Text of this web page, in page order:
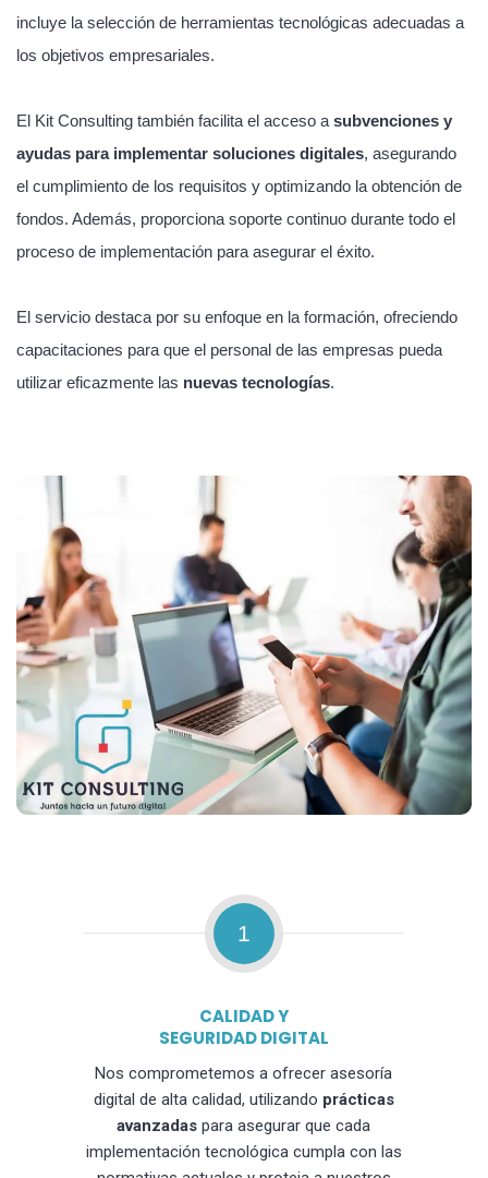
incluye la selección de herramientas tecnológicas adecuadas a
los objetivos empresariales.
El Kit Consulting también facilita el acceso a subvenciones y
ayudas para implementar soluciones digitales, asegurando
el cumplimiento de los requisitos y optimizando la obtención de
fondos. Además, proporciona soporte continuo durante todo el
proceso de implementación para asegurar el éxito.
El servicio destaca por su enfoque en la formación, ofreciendo
capacitaciones para que el personal de las empresas pueda
utilizar eficazmente las nuevas tecnologías.
1
CALIDAD Y
SEGURIDAD DIGITAL
Nos comprometemos a ofrecer asesoría
digital de alta calidad, utilizando prácticas
avanzadas para asegurar que cada
implementación tecnológica cumpla con las